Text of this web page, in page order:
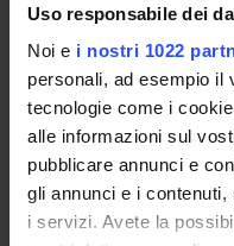
Uso responsabile dei
Noi e i nostri 1022
personali, ad esempio il
tecnologie come i
alle informazioni sul
pubblicare annunci e
gli annunci e i
i servizi. Avete la
Institut de
INCM  UMR 6193
Marseille, France
SEZIONI
Fisiologia e Psicologia